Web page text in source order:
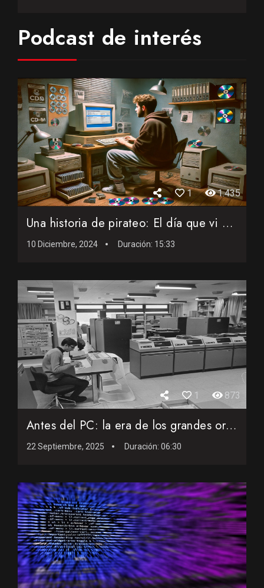
Podcast de interés
1 1.435
Una historia de pirateo: El día que vi por primera vez un C...
10 Diciembre, 2024 Duración: 15:33
1 873
Antes del PC: la era de los grandes ordenadores en España
22 Septiembre, 2025 Duración: 06:30